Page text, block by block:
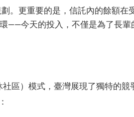
。更重要的是，信託內的餘額在
——今天的投入，不僅是為了長輩
區）模式，臺灣展現了獨特的競